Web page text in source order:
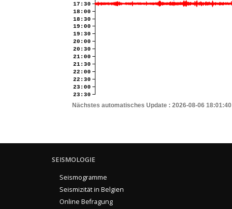
17:30
18:00
18:30
19:00
19:30
20:00
20:30
21:00
21:30
22:00
22:30
23:00
23:30
Nächstes automatisches Update : 2026-08-06 18:01:40
SEISMOLOGIE
Seismogramme
Seismizität in Belgien
Online Befragung